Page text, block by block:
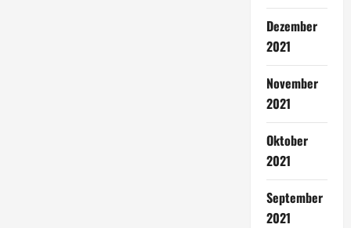
Dezember
2021
November
2021
Oktober
2021
September
2021